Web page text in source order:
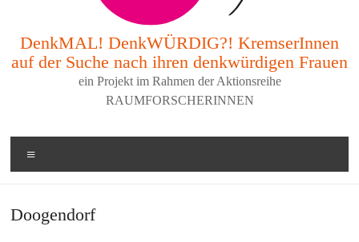
DenkMAL! DenkWÜRDIG?! KremserInnen
auf der Suche nach ihren denkwürdigen Frauen
ein Projekt im Rahmen der Aktionsreihe
RAUMFORSCHERINNEN
Doogendorf